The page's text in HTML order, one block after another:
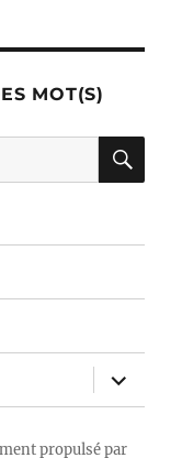
MOT(S)
ouvrir
le
sous-
propulsé par